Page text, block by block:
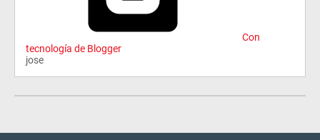
Con
tecnología de Blogger
jose